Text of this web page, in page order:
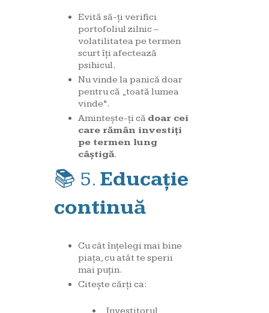
Evită să-ți verifici
portofoliul zilnic –
volatilitatea pe termen
scurt îți afectează
psihicul.
Nu vinde la panică doar
pentru că „toată lumea
vinde”.
Amintește-ți că doar cei
care rămân investiți
pe termen lung
câștigă.
📚 5. Educație
continuă
Cu cât înțelegi mai bine
piața, cu atât te sperii
mai puțin.
Citește cărți ca: